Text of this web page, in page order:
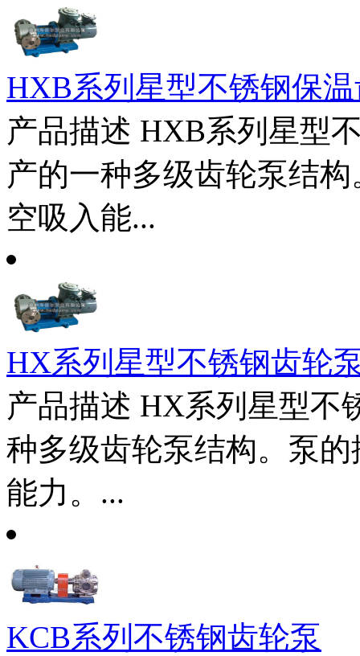
HXB系列星型不锈钢保
产品描述 HXB系列星型
产的一种多级齿轮泵结
空吸入能...
HX系列星型不锈钢齿轮
产品描述 HX系列星型不
种多级齿轮泵结构。泵
能力。...
KCB系列不锈钢齿轮泵